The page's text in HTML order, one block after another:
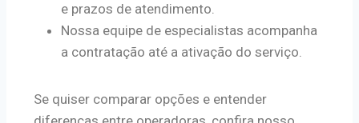
e prazos de atendimento.
Nossa equipe de especialistas acompanha
a contratação até a ativação do serviço.
Se quiser comparar opções e entender